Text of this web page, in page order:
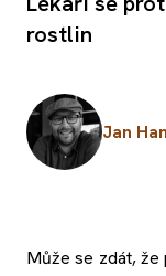
rostlin
Jan
Může se zdát,